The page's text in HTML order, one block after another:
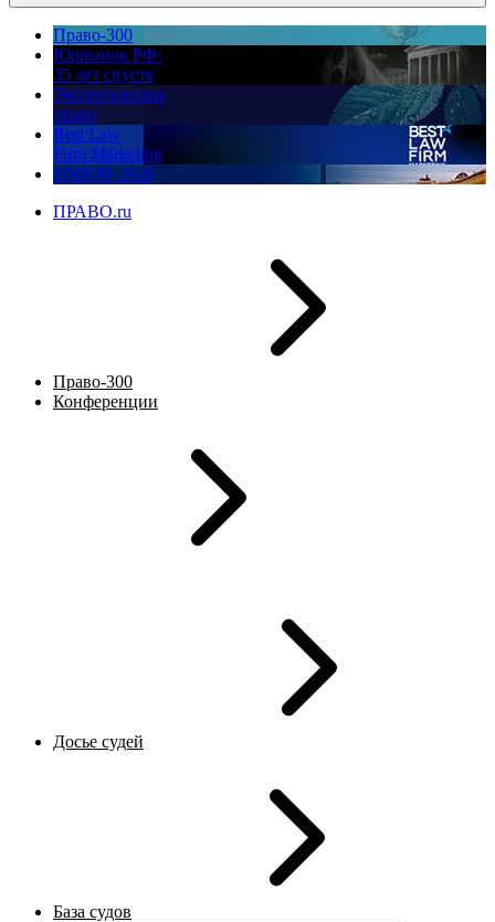
Право-300
Юррынок РФ:
35 лет спустя
Экологическое
право
Best Law
Firm Marketing
ПМЮФ 2026
ПРАВО.ru
Право-300
Конференции
Досье судей
База судов